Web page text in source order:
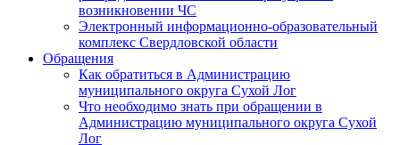
возникновении ЧС
Электронный информационно-образовательный
комплекс Свердловской области
Обращения
Как обратиться в Администрацию
муниципального округа Сухой Лог
Что необходимо знать при обращении в
Администрацию муниципального округа Сухой
Лог